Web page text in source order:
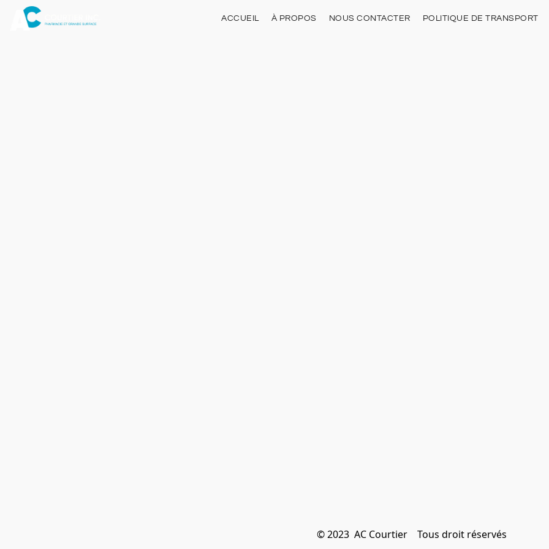
ACCUEIL À PROPOS NOUS CONTACTER POLITIQUE DE TRANSPORT
© 2023  AC Courtier    Tous droit réservés